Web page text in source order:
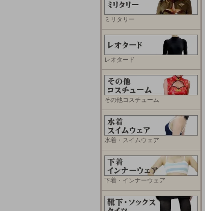
ミリタリー
レオタード
その他コスチューム
水着・スイムウェア
下着・インナーウェア